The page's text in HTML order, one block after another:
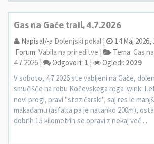
Gas na Gače trail, 4.7.2026
Napisal/-a Dolenjski pokal ¦
14 Maj 2026,
Forum: Vabila na prireditve ¦ Tema: Gas
4.7.2026 ¦ Odgovori: 1 ¦ Ogledi: 2029
V soboto, 4.7.2026 ste vabljeni na Gače,
smučišče na robu Kočevskega roga :wink:
novi progi, pravi "stezičarski", saj res le
makadamu (asfalta pa je natanko 200m),
dobrih 15 kilometrih se opravi z nekaj več ...